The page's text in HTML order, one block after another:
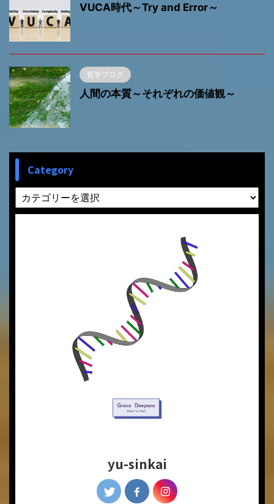
VUCA時代～Try and Error～
哲学ブログ
人間の本質～それぞれの価値観～
Category
yu-sinkai